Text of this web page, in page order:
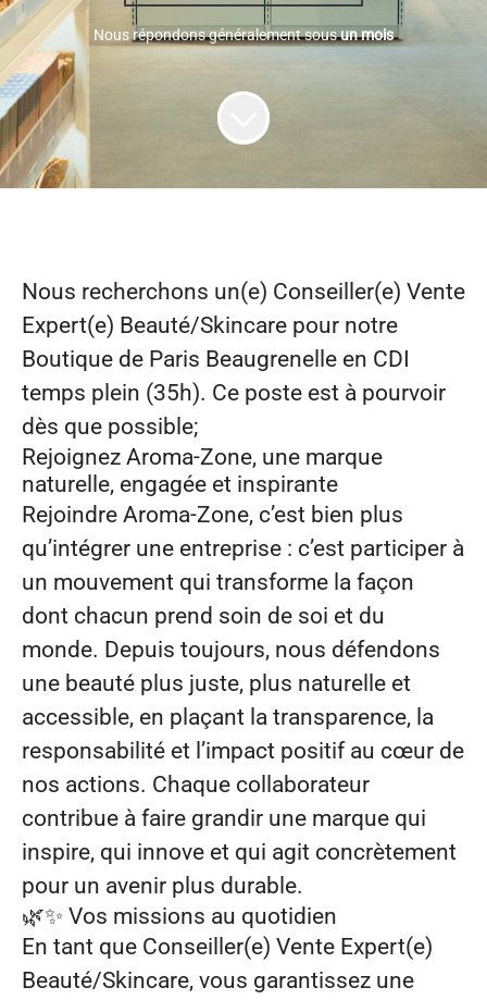
Nous répondons généralement sousun mois
Nous recherchons un(e) Conseiller(e) Vente
Expert(e) Beauté/Skincare pour notre
Boutique de Paris Beaugrenelle en CDI
temps plein (35h). Ce poste est à pourvoir
dès que possible;
Rejoignez Aroma‑Zone, une marque
naturelle, engagée et inspirante
Rejoindre Aroma‑Zone, c’est bien plus
qu’intégrer une entreprise : c’est participer à
un mouvement qui transforme la façon
dont chacun prend soin de soi et du
monde. Depuis toujours, nous défendons
une beauté plus juste, plus naturelle et
accessible, en plaçant la transparence, la
responsabilité et l’impact positif au cœur de
nos actions. Chaque collaborateur
contribue à faire grandir une marque qui
inspire, qui innove et qui agit concrètement
pour un avenir plus durable.
🌿✨ Vos missions au quotidien
En tant que Conseiller(e) Vente Expert(e)
Beauté/Skincare, vous garantissez une